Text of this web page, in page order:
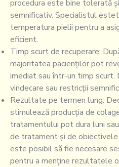
procedura este bine tolerată
semnificativ. Specialistul
temperatura pielii pentru a
eficient.
Timp scurt de recuperare:
majoritatea pacienților pot
imediat sau într-un timp scurt.
vindecare sau restricții
Rezultate pe termen lung:
stimulează producția de
tratamentului pot dura luni
de tratament și de
este posibil să fie necesare
pentru a menține rezultatele